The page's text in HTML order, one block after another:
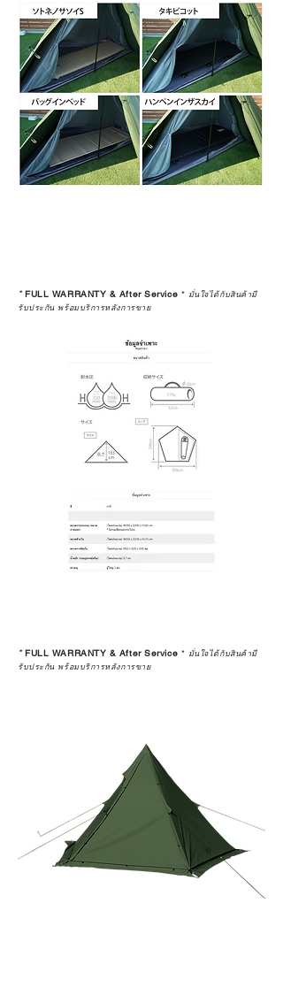
*FULL WARRANTY & After Service * มั่นใจได้กับสินค้ามี
รับประกัน พร้อมบริการหลังการขาย
*FULL WARRANTY & After Service * มั่นใจได้กับสินค้ามี
รับประกัน พร้อมบริการหลังการขาย